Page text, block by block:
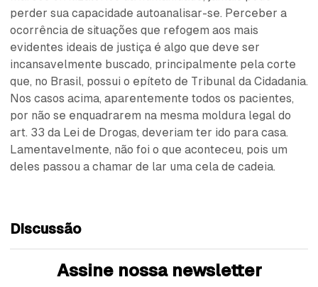
perder sua capacidade autoanalisar-se. Perceber a
ocorrência de situações que refogem aos mais
evidentes ideais de justiça é algo que deve ser
incansavelmente buscado, principalmente pela corte
que, no Brasil, possui o epíteto de Tribunal da Cidadania.
Nos casos acima, aparentemente todos os pacientes,
por não se enquadrarem na mesma moldura legal do
art. 33 da Lei de Drogas, deveriam ter ido para casa.
Lamentavelmente, não foi o que aconteceu, pois um
deles passou a chamar de lar uma cela de cadeia.
Discussão
Assine nossa newsletter